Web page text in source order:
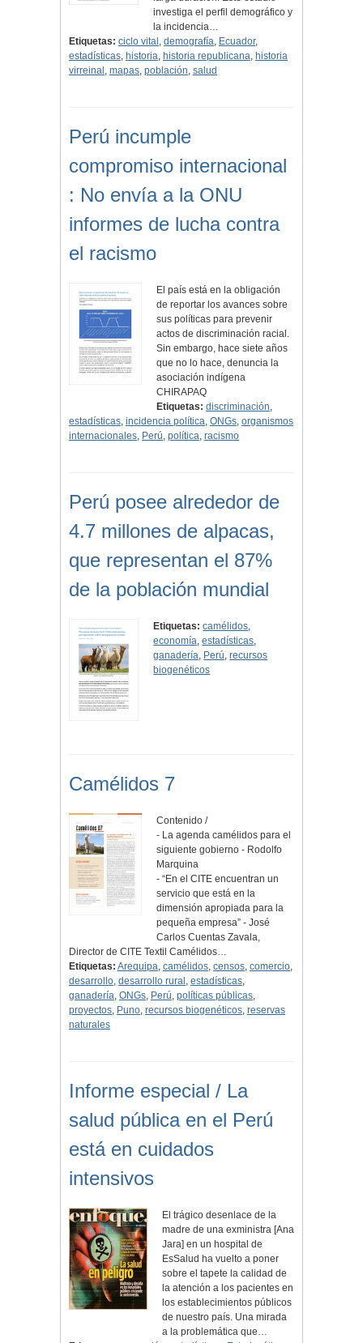
investiga el perfil demográfico y
la incidencia…
Etiquetas: ciclo vital , demografía, Ecuador,
estadísticas, historia, historia republicana, historia
virreinal , mapas, población, salud
Perú incumple
compromiso internacional
: No envía a la ONU
informes de lucha contra
el racismo
El país está en la obligación
de reportar los avances sobre
sus políticas para prevenir
actos de discriminación racial.
Sin embargo, hace siete años
que no lo hace, denuncia la
asociación indígena
CHIRAPAQ
Etiquetas: discriminación,
estadísticas, incidencia política, ONGs, organismos
internacionales, Perú, política, racismo
Perú posee alrededor de
4.7 millones de alpacas,
que representan el 87%
de la población mundial
Etiquetas: camélidos,
economía,estadísticas,
ganadería, Perú,recursos
biogenéticos
Camélidos 7
Contenido /
- La agenda camélidos para el
siguiente gobierno - Rodolfo
Marquina
- “En el CITE encuentran un
servicio que está en la
dimensión apropiada para la
pequeña empresa” - José
Carlos Cuentas Zavala,
Director de CITE Textil Camélidos…
Etiquetas: Arequipa, camélidos, censos, comercio,
desarrollo, desarrollo rural , estadísticas,
ganadería, ONGs, Perú, políticas públicas,
proyectos, Puno, recursos biogenéticos, reservas
naturales
Informe especial / La
salud pública en el Perú
está en cuidados
intensivos
El trágico desenlace de la
madre de una exministra [Ana
Jara] en un hospital de
EsSalud ha vuelto a poner
sobre el tapete la calidad de
la atención a los pacientes en
los establecimientos públicos
de nuestro país. Una mirada
a la problemática que…